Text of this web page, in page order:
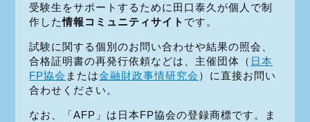
受験生をサポートするために田口泰久が個人で制
作した情報コミュニティサイト です。
試験に関する個別のお問い合わせや結果の照会、
合格証明書の再発行依頼などは、主催団体（ 日本
FP協会 または金融財政事情研究会 ）に直接お問い
合わせください。
なお、「AFP」は日本FP協会の登録商標です。ま